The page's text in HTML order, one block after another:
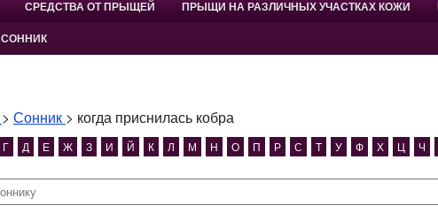
СРЕДСТВА ОТ ПРЫЩЕЙ ПРЫЩИ НА РАЗЛИЧНЫХ УЧАСТКАХ КОЖИ
СОННИК
> Сонник > когда приснилась кобра
Г Д Е Ж З И Й К Л М Н О П Р С Т У Ф Х Ц Ч